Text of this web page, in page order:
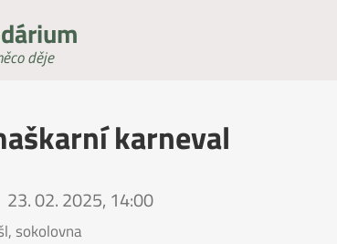
děje
karneval
23. 02. 2025, 14:00
sokolovna